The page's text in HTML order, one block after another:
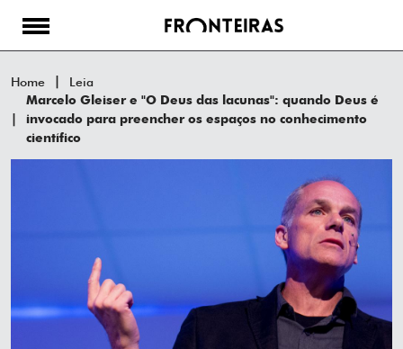
Home Leia
Marcelo Gleiser e "O Deus das lacunas": quando Deus é
invocado para preencher os espaços no conhecimento
científico